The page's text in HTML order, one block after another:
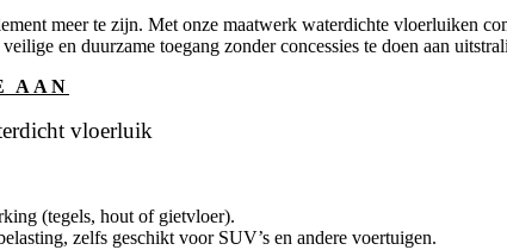
meer te zijn. Met onze maatwerk waterdichte vloerluiken
en duurzame toegang zonder concessies te doen aan
AAN
vloerluik
(tegels, hout of gietvloer).
zelfs geschikt voor SUV’s en andere voertuigen.